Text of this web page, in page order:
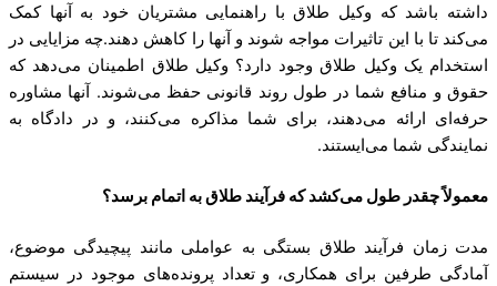
داشته باشد که وکیل طلاق با راهنمایی مشتریان خود به آنها کمک
می‌کند تا با این تاثیرات مواجه شوند و آنها را کاهش دهند.چه مزایایی در
استخدام یک وکیل طلاق وجود دارد؟ وکیل طلاق اطمینان می‌دهد که
حقوق و منافع شما در طول روند قانونی حفظ می‌شوند. آنها مشاوره
حرفه‌ای ارائه می‌دهند، برای شما مذاکره می‌کنند، و در دادگاه به
نمایندگی شما می‌ایستند.
معمولاً چقدر طول می‌کشد که فرآیند طلاق به اتمام برسد؟
مدت زمان فرآیند طلاق بستگی به عواملی مانند پیچیدگی موضوع،
آمادگی طرفین برای همکاری، و تعداد پرونده‌های موجود در سیستم